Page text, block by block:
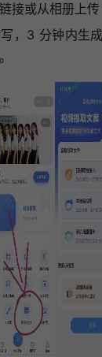
接或从相册上传
，3 分钟内生